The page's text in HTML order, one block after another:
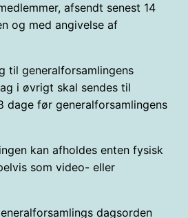
afsendt senest 14
og med angivelse af
til generalforsamlingens
i øvrigt skal sendes til
dage før generalforsamlingens
kan afholdes enten fysisk
som video- eller
dagsorden